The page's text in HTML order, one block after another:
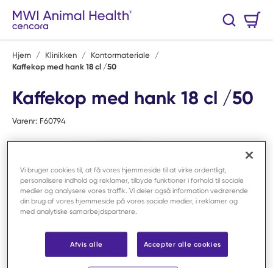
Spring til hovedindhold
Søg
Hjem / Klinikken / Kontormateriale
/
Kaffekop med hank 18 cl /50
Kaffekop med hank 18 cl /50
Varenr: F60794
Vi bruger cookies til, at få vores hjemmeside til at virke ordentligt,
personalisere indhold og reklamer, tilbyde funktioner i forhold til sociale
medier og analysere vores traffik. Vi deler også information vedrørende
din brug af vores hjemmeside på vores sociale medier, i reklamer og
med analytiske samarbejdspartnere.
Afvis alle Accepter alle cookies